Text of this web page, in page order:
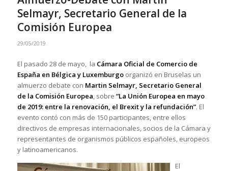
Selmayr, Secretario General de la
Comisión Europea
29/05/2019
El pasado 28 de mayo, la Cámara Oficial de Comercio de
España en Bélgica y Luxemburgo organizó en Bruselas un
almuerzo debate con Martin Selmayr, Secretario General
de la Comisión Europea, sobre “La Unión Europea en mayo
de 2019: entre la renovación, el Brexit y la refundación”. El
evento contó con más de 150 participantes, entre ellos
directivos de empresas internacionales, socios de la Cámara y
representantes de organismos públicos españoles, europeos
y latinoamericanos.
El